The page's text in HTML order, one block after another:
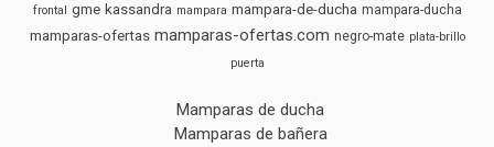
frontal
gme kassandra mampara mampara-de-ducha mampara-ducha
mamparas-ofertas mamparas-ofertas.com negro-mate plata-brillo
puerta
Mamparas de ducha
Mamparas de bañera